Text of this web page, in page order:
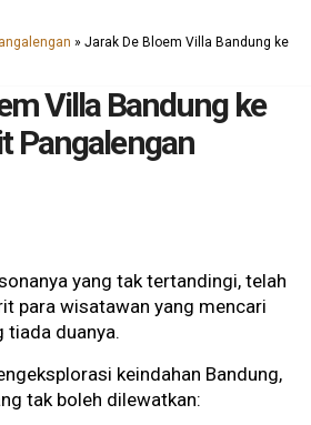
» Jarak De Bloem Villa Bandung ke
Villa Bandung ke
Pangalengan
yang tak tertandingi, telah
para wisatawan yang mencari
tiada duanya.
keindahan Bandung,
tak boleh dilewatkan: